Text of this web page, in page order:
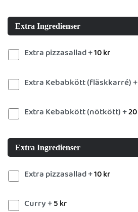
Extra Ingredienser
Extra pizzasallad +10kr
Extra Kebabkött (fläskkarré) +
Extra Kebabkött (nötkött) +20
Extra Ingredienser
Extra pizzasallad +10kr
Curry +5 kr